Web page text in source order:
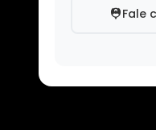
Fale